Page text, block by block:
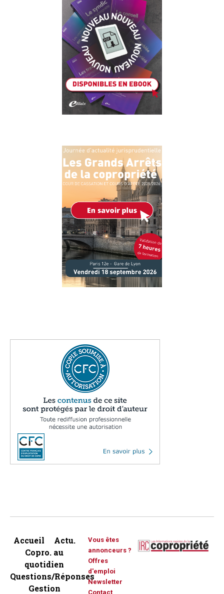
Accueil
Actu.
Copro. au
quotidien
Questions/Réponses
Gestion
Vous êtes
annonceurs ?
Offres
d'emploi
Newsletter
Contact